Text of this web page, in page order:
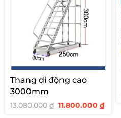
Thang di động cao
3000mm
13.080.000₫ Giá
11.800.000₫Giá